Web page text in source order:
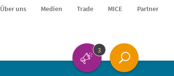
Über uns Medien Trade MICE Partner
3